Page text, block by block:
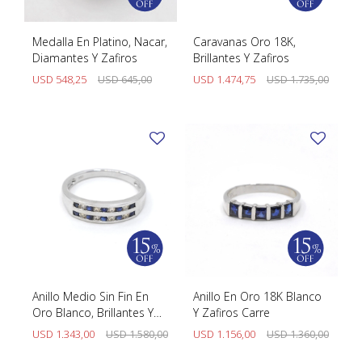
Medalla En Platino, Nacar,
Diamantes Y Zafiros
USD 548,25 USD645,00
Caravanas Oro 18K,
Brillantes Y Zafiros
USD 1.474,75 USD1.735,00
Anillo Medio Sin Fin En
Oro Blanco, Brillantes Y
Zafiros
USD 1.343,00 USD1.580,00
Anillo En Oro 18K Blanco
Y Zafiros Carre
USD 1.156,00 USD1.360,00